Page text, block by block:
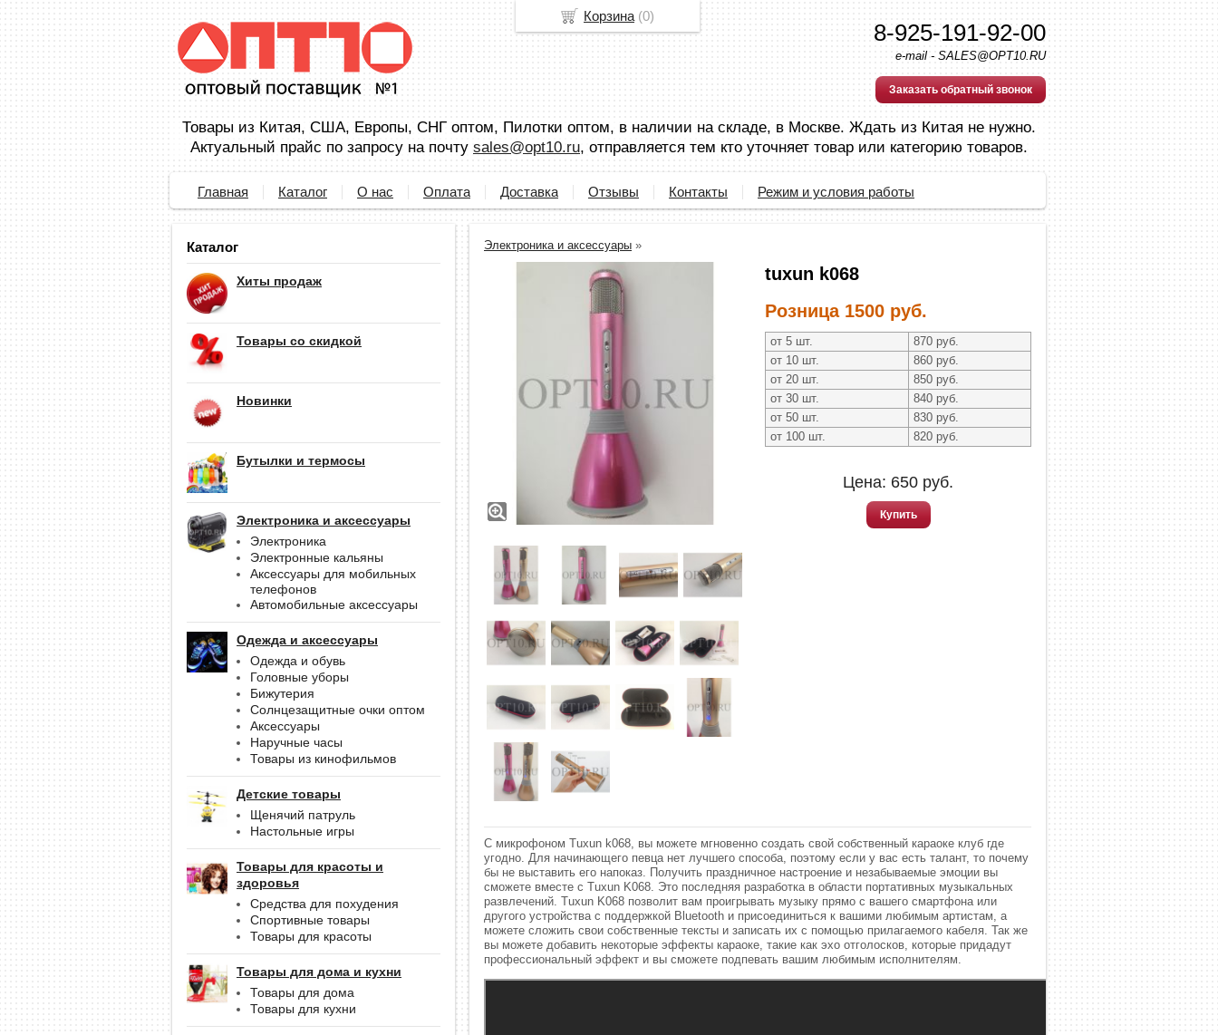
8-925-191-92-00
e-mail - SALES@OPT10.RU
Заказать обратный звонок
Товары из Китая, США, Европы, СНГ оптом, Пилотки оптом, в наличии на складе, в Москве. Ждать из Китая не нужно.
Актуальный прайс по запросу на почту sales@opt10.ru, отправляется тем кто уточняет товар или категорию товаров.
Главная Каталог О нас Оплата Доставка Отзывы Контакты Режим и условия работы
Каталог
Хиты продаж
Товары со скидкой
Новинки
Бутылки и термосы
Электроника и аксессуары
Электроника
Электронные кальяны
Аксессуары для мобильных
телефонов
Автомобильные аксессуары
Одежда и аксессуары
Одежда и обувь
Головные уборы
Бижутерия
Солнцезащитные очки оптом
Аксессуары
Наручные часы
Товары из кинофильмов
Детские товары
Щенячий патруль
Настольные игры
Товары для красоты и
здоровья
Средства для похудения
Спортивные товары
Товары для красоты
Товары для дома и кухни
Товары для дома
Товары для кухни
Электроника и аксессуары »
tuxun k068
Розница 1500 руб.
от 5 шт.
870 руб.
от 10 шт.
860 руб.
от 20 шт.
850 руб.
от 30 шт.
840 руб.
от 50 шт.
830 руб.
от 100 шт.
820 руб.
Цена: 650 руб.
Купить
С микрофоном Tuxun k068, вы можете мгновенно создать свой собственный караоке клуб где
угодно. Для начинающего певца нет лучшего способа, поэтому если у вас есть талант, то почему
бы не выставить его напоказ. Получить праздничное настроение и незабываемые эмоции вы
сможете вместе с Tuxun K068. Это последняя разработка в области портативных музыкальных
развлечений. Tuxun K068 позволит вам проигрывать музыку прямо с вашего смартфона или
другого устройства с поддержкой Bluetooth и присоединиться к вашими любимым артистам, а
можете сложить свои собственные тексты и записать их с помощью прилагаемого кабеля. Так же
вы можете добавить некоторые эффекты караоке, такие как эхо отголосков, которые придадут
профессиональный эффект и вы сможете подпевать вашим любимым исполнителям.
Корзина (0)